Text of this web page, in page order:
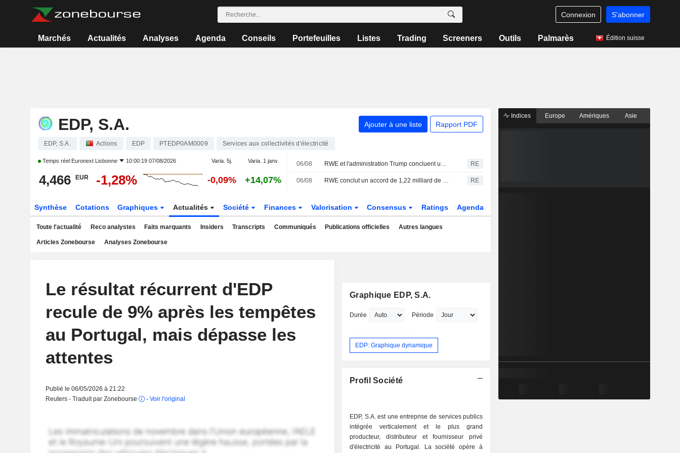
Connexion S'abonner
Marchés Actualités Analyses Agenda Conseils Portefeuilles Listes Trading Screeners Outils Palmarès Édition suisse
EDP, S.A. Ajouter à une liste Rapport PDF
EDP, S.A. Actions EDP PTEDP0AM0009 Services aux collectivités d'électricité
Temps réel Euronext Lisbonne 10:00:19 07/08/2026 Varia. 5j. Varia. 1 janv.
4,466 EUR -1,28% -0,09% +14,07%
06/08 RWE et l'administration Trump concluent un accord de 1,22 milliard de dollars pour annuler des concessions éoliennes offshore RE
06/08 RWE conclut un accord de 1,22 milliard de dollars pour annuler ses baux éoliens offshore aux États-Unis et investir dans le gaz RE
Synthèse Cotations Graphiques Actualités Société Finances Valorisation Consensus Ratings Agenda
Toute l'actualité Reco analystes Faits marquants Insiders Transcripts Communiqués Publications officielles Autres langues
Articles Zonebourse Analyses Zonebourse
Le résultat récurrent d'EDP
recule de 9% après les tempêtes
au Portugal, mais dépasse les
attentes
Publié le 06/05/2026 à 21:22
Reuters - Traduit par Zonebourse
- Voir l'original
Graphique EDP, S.A.
Durée Période
EDP: Graphique dynamique
Profil Société
EDP, S.A. est une entreprise de services publics
intégrée verticalement et le plus grand
producteur, distributeur et fournisseur privé
d'électricité au Portugal. La société opère à
Indices Europe Amériques Asie